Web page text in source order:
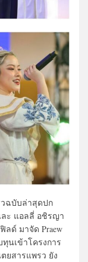
วฉบับล่าสุดปก
ละ แอลลี่ อชิรญา
ด์ มาจัด Praew
ทุนเข้าโครงการ
ยสารแพรว ยัง